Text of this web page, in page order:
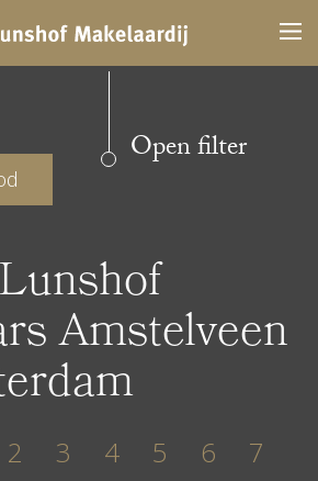
Open filter
Amstelveen
2 3 4 5 6
7